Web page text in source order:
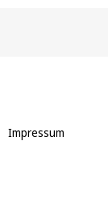
Impressum